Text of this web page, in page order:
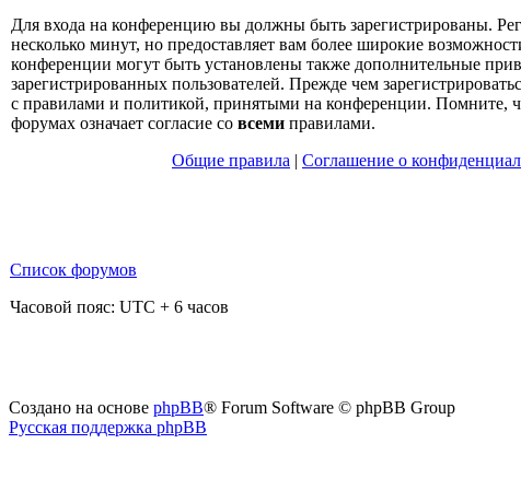
Для входа на конференцию вы должны быть зарегистрированы.
несколько минут, но предоставляет вам более широкие
конференции могут быть установлены также дополнительные
зарегистрированных пользователей. Прежде чем
с правилами и политикой, принятыми на конференции. Помните,
форумах означает согласие со всеми правилами.
Общие правила | Соглашение о
Список форумов
Часовой пояс: UTC + 6 часов
Создано на основе phpBB® Forum Software © phpBB Group
Русская поддержка phpBB